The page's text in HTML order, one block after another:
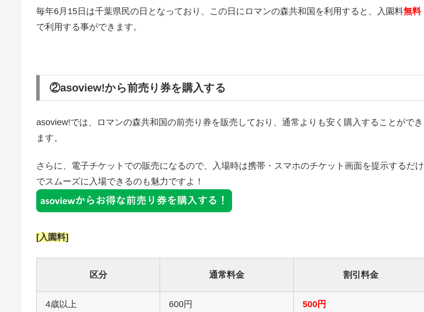
毎年6月15日は千葉県民の日となっており、この日にロマンの森共和国を利用すると、入園料無料
で利用する事ができます。
②asoview!から前売り券を購入する
asoview!では、ロマンの森共和国の前売り券を販売しており、通常よりも安く購入することができ
ます。
さらに、電子チケットでの販売になるので、入場時は携帯・スマホのチケット画面を提示するだけ
でスムーズに入場できるのも魅力ですよ！
[入園料]
区分 通常料金 割引料金
4歳以上 600円 500円